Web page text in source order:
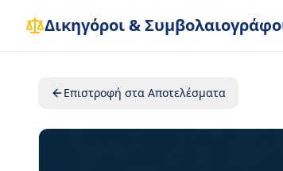
Δικηγόροι &
Επιστροφή στα Αποτελέσματα